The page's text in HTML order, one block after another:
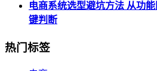
电商系统选型避坑方法 从功
键判断
热门标签